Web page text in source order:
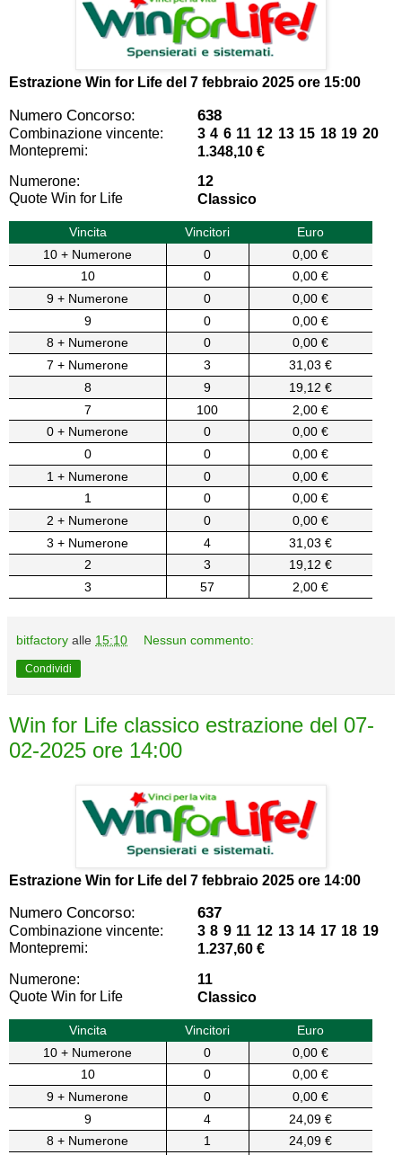
Estrazione Win for Life del 7 febbraio 2025 ore 15:00
Numero Concorso: 638
Combinazione vincente:
3 4 6 11 12 13 15 18 19 20
Montepremi:
1.348,10 €
Numerone:
12
Quote Win for Life
Classico
Vincita Vincitori
Euro
10 + Numerone
0
0,00 €
10
0
0,00 €
9 + Numerone
0
0,00 €
9
0
0,00 €
8 + Numerone
0
0,00 €
7 + Numerone
3
31,03 €
8
9
19,12 €
7
100
2,00 €
0 + Numerone
0
0,00 €
0
0
0,00 €
1 + Numerone
0
0,00 €
1
0
0,00 €
2 + Numerone
0
0,00 €
3 + Numerone
4
31,03 €
2
3
19,12 €
3
57 2,00 €
bitfactory alle 15:10 Nessun commento:
Condividi
Win for Life classico estrazione del 07-
02-2025 ore 14:00
Estrazione Win for Life del 7 febbraio 2025 ore 14:00
Numero Concorso: 637
Combinazione vincente:
3 8 9 11 12 13 14 17 18 19
Montepremi:
1.237,60 €
Numerone:
11
Quote Win for Life
Classico
Vincita Vincitori
Euro
10 + Numerone
0
0,00 €
10
0
0,00 €
9 + Numerone
0
0,00 €
9
4
24,09 €
8 + Numerone
1
24,09 €